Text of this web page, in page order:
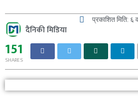
दैनिकी मिडिया
प्रकाशित मिति: ६
151
SHARES